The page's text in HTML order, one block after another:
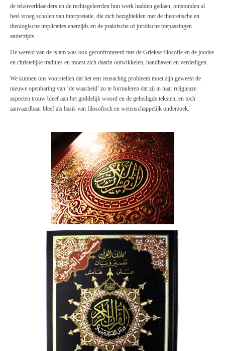
de tekstverklaarders en de rechtsgeleerden hun werk hadden gedaan, ontstonden al
heel vroeg scholen van interpretatie, die zich bezighielden met de theoretische en
theologische implicaties enerzijds en de praktische of juridische toepassingen
anderzijds.
De wereld van de islam was ook geconfronteerd met de Griekse filosofie en de joodse
en christelijke tradities en moest zich daarin ontwikkelen, handhaven en verdedigen.
We kunnen ons voorstellen dat het een reusachtig probleem moet zijn geweest de
nieuwe openbaring van ‘de waarheid’ zo te formuleren dat zij in haar religieuze
aspecten trouw bleef aan het goddelijk woord en de geheiligde teksten, en toch
aanvaardbaar bleef als basis van filosofisch en wetenschappelijk onderzoek.